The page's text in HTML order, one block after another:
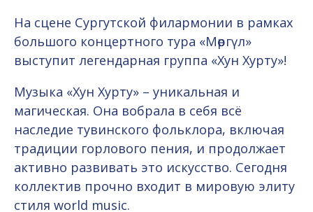
На сцене Сургутской филармонии в рамках
большого концертного тура «Мөргүл»
выступит легендарная группа «Хун Хурту»!
Музыка «Хун Хурту» – уникальная и
магическая. Она вобрала в себя всё
наследие тувинского фольклора, включая
традиции горлового пения, и продолжает
активно развивать это искусство. Сегодня
коллектив прочно входит в мировую элиту
стиля world music.